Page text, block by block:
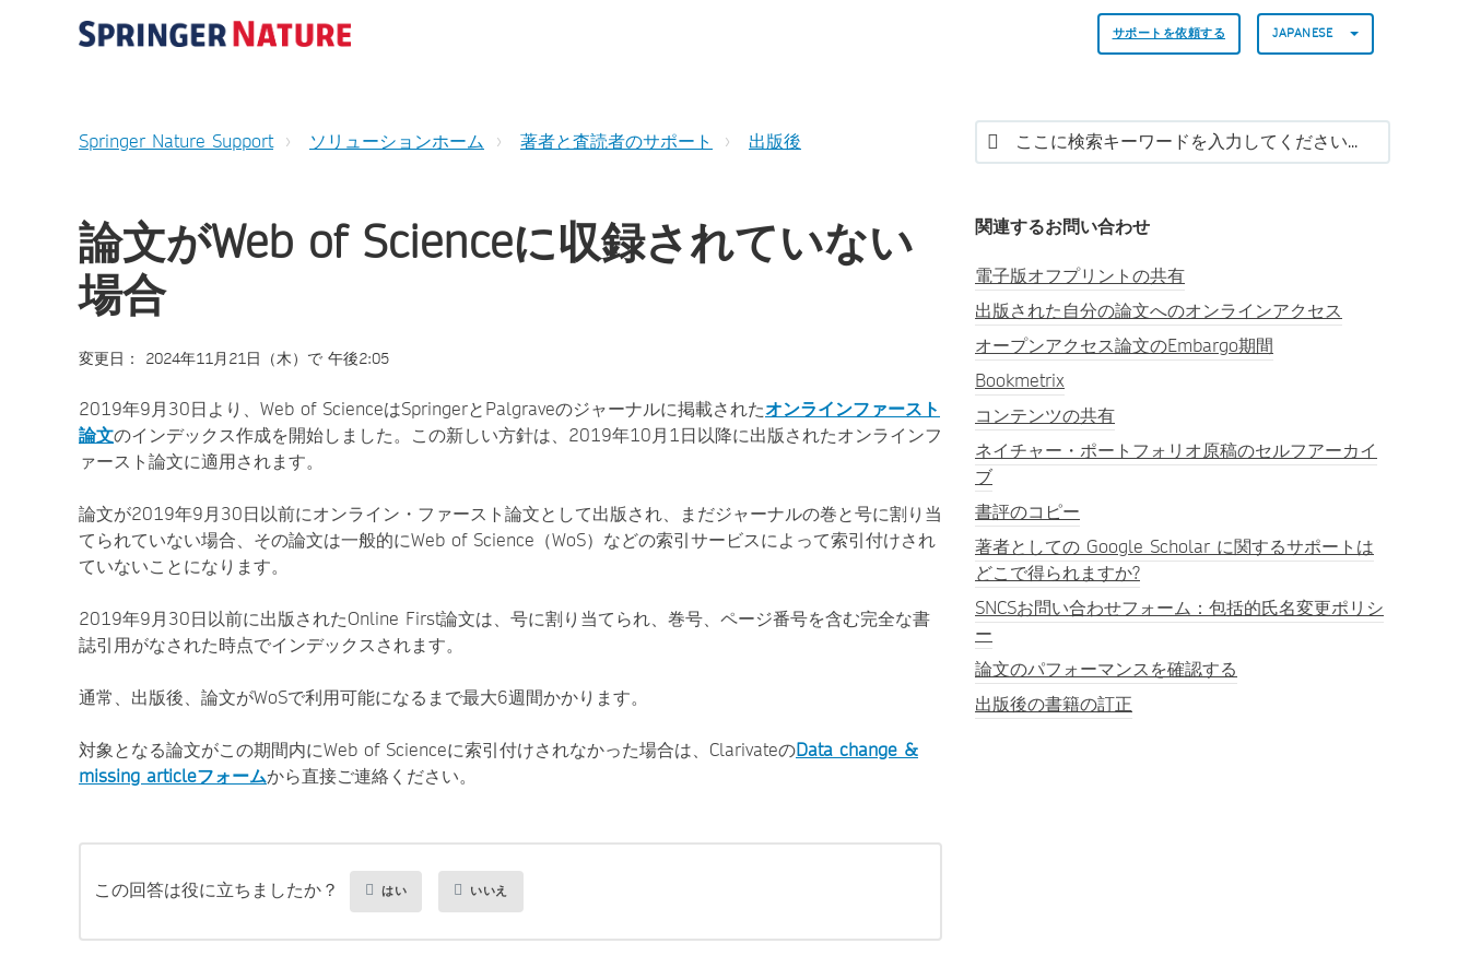
サポートを依頼する JAPANESE
Springer Nature Support ソリューションホーム 著者と査読者のサポート 出版後
論文がWeb of Scienceに収録されていない
場合
変更日： 2024年11月21日（木）で 午後2:05
2019年9月30日より、Web of ScienceはSpringerとPalgraveのジャーナルに掲載されたオンラインファースト
論文のインデックス作成を開始しました。この新しい方針は、2019年10月1日以降に出版されたオンラインフ
ァースト論文に適用されます。
論文が2019年9月30日以前にオンライン・ファースト論文として出版され、まだジャーナルの巻と号に割り当
てられていない場合、その論文は一般的にWeb of Science（WoS）などの索引サービスによって索引付けされ
ていないことになります。
2019年9月30日以前に出版されたOnline First論文は、号に割り当てられ、巻号、ページ番号を含む完全な書
誌引用がなされた時点でインデックスされます。
通常、出版後、論文がWoSで利用可能になるまで最大6週間かかります。
対象となる論文がこの期間内にWeb of Scienceに索引付けされなかった場合は、ClarivateのData change &
missing articleフォームから直接ご連絡ください。
この回答は役に立ちましたか？ はい いいえ
関連するお問い合わせ
電子版オフプリントの共有
出版された自分の論文へのオンラインアクセス
オープンアクセス論文のEmbargo期間
Bookmetrix
コンテンツの共有
ネイチャー・ポートフォリオ原稿のセルフアーカイ
ブ
書評のコピー
著者としての Google Scholar に関するサポートは
どこで得られますか?
SNCSお問い合わせフォーム：包括的氏名変更ポリシ
ー
論文のパフォーマンスを確認する
出版後の書籍の訂正